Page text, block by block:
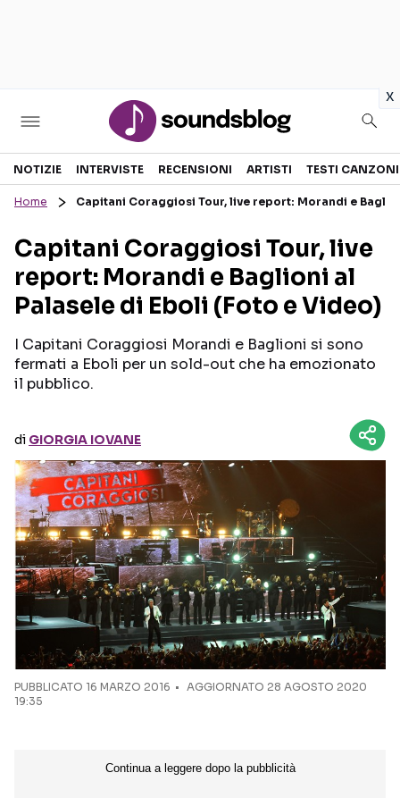
x
Sezioni
RECENSIONI MUSICALI
INTERVISTE
GOSSIP E CURIOSITÀ
TESTI CANZONI
TOUR ED EVENTI
TALENT SHOW
Seguici sui social
NOTIZIE INTERVISTE RECENSIONI ARTISTI TESTI CANZONI
Home Capitani Coraggiosi Tour, live report: Morandi e
Capitani Coraggiosi Tour, live
report: Morandi e Baglioni al
Palasele di Eboli (Foto e Video)
I Capitani Coraggiosi Morandi e Baglioni si sono
fermati a Eboli per un sold-out che ha emozionato
il pubblico.
di GIORGIA IOVANE
PUBBLICATO 16 MARZO 2016
AGGIORNATO 28 AGOSTO 2020
19:35